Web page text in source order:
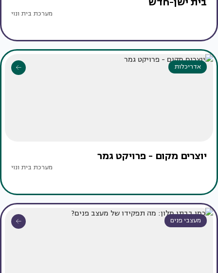
מערכת בית ונוי
אדריכלות
יוצרים מקום - פרויקט גמר
מערכת בית ונוי
מעצבי פנים